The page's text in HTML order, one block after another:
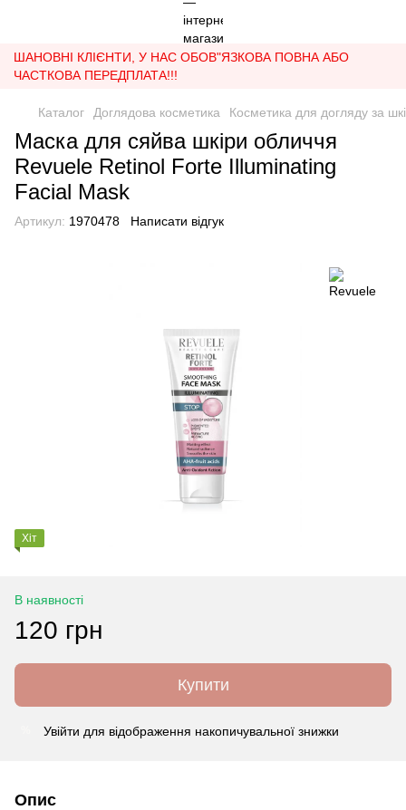
ШАНОВНІ КЛІЄНТИ, У НАС ОБОВ"ЯЗКОВА ПОВНА АБО
ЧАСТКОВА ПЕРЕДПЛАТА!!!
Каталог Доглядова косметика Косметика для догляду за
Маска для сяйва шкіри обличчя
Revuele Retinol Forte Illuminating
Facial Mask
Артикул: 1970478 Написати відгук
Хіт
В наявності
120 грн
Купити
Увійти для відображення накопичувальної знижки
Опис